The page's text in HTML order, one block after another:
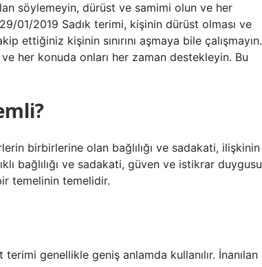
söylemeyin, dürüst ve samimi olun ve her
01/2019 Sadık terimi, kişinin dürüst olması ve
ettiğiniz kişinin sınırını aşmaya bile çalışmayın.
her konuda onları her zaman destekleyin. Bu
birbirlerine olan bağlılığı ve sadakati, ilişkinin
bağlılığı ve sadakati, güven ve istikrar duygusu
temelinin temelidir.
genellikle geniş anlamda kullanılır. İnanılan